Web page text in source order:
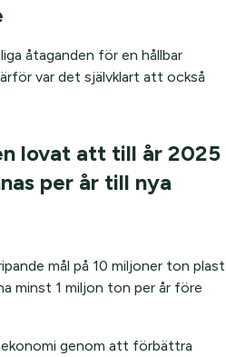
åtaganden för en hållbar
var det självklart att också
lovat att till år 2025
per år till nya
mål på 10 miljoner ton plast
minst 1 miljon ton per år före
ekonomi genom att förbättra